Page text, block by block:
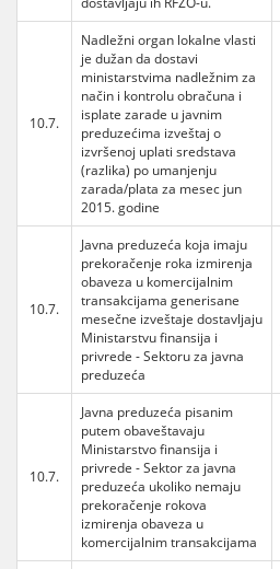
10.7.
Nadležni organ lokalne vlasti
je dužan da dostavi
ministarstvima nadležnim za
način i kontrolu obračuna i
isplate zarade u javnim
preduzećima izveštaj o
izvršenoj uplati sredstava
(razlika) po umanjenju
zarada/plata za mesec jun
2015. godine
10.7.
Javna preduzeća koja imaju
prekoračenje roka izmirenja
obaveza u komercijalnim
transakcijama generisane
mesečne izveštaje dostavljaju
Ministarstvu finansija i
privrede - Sektoru za javna
preduzeća
10.7.
Javna preduzeća pisanim
putem obaveštavaju
Ministarstvo finansija i
privrede - Sektor za javna
preduzeća ukoliko nemaju
prekoračenje rokova
izmirenja obaveza u
komercijalnim transakcijama